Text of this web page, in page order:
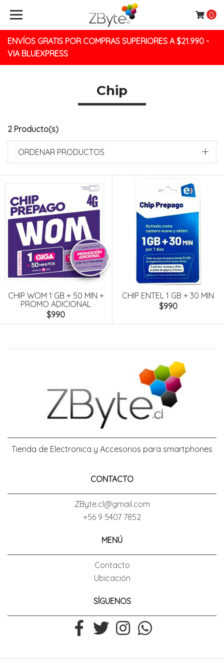
ENVÍOS GRATIS POR COMPRAS SUPERIORES A $21.990 -
VIA BLUEXPRESS
0
Chip
2 Producto(s)
ORDENAR PRODUCTOS
CHIP WOM 1 GB + 50 MIN +
PROMO ADICIONAL
$990
CHIP ENTEL 1 GB + 30 MIN
$990
Tienda de Electronica y Accesorios para smartphones
CONTACTO
ZByte.cl@gmail.com
+56 9 5407 7852
MENÚ
Contacto
Ubicación
SÍGUENOS